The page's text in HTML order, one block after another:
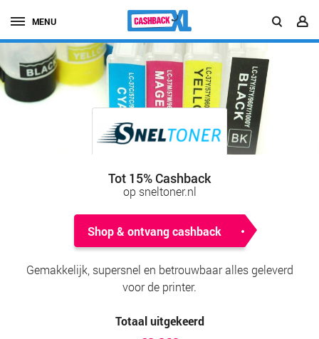
MENU
Tot 15% Cashback
op sneltoner.nl
Shop & ontvang cashback
Gemakkelijk, supersnel en betrouwbaar alles geleverd
voor de printer.
Totaal uitgekeerd